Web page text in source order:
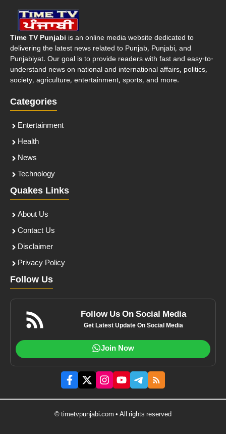
Time TV Punjabi is an online media website dedicated to
delivering the latest news related to Punjab, Punjabi, and
Punjabiyat. Our goal is to provide readers with fast and easy-to-
understand news on national and international affairs, politics,
society, agriculture, entertainment, sports, and more.
Categories
Entertainment
Health
News
Technology
Quakes Links
About Us
Contact Us
Disclaimer
Privacy Policy
Follow Us
Follow Us On Social Media
Get Latest Update On Social Media
Join Now
© timetvpunjabi.com • All rights reserved